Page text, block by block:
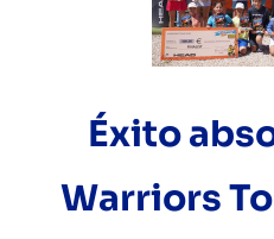
Éxito
Warriors